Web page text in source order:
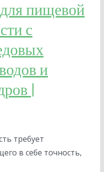
пищевой
с
и
|
требует
в себе точность,